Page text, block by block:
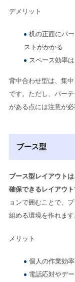
デメリット
机の正面にパ
ストがかかる
スペース効率
背中合わせ型は、集
です。ただし、パー
がある点には注意が必
ブース型
ブース型レイアウト
確保できるレイアウ
ョンで囲むことで、
組める環境を作れます
メリット
個人の作業効
電話応対やデ